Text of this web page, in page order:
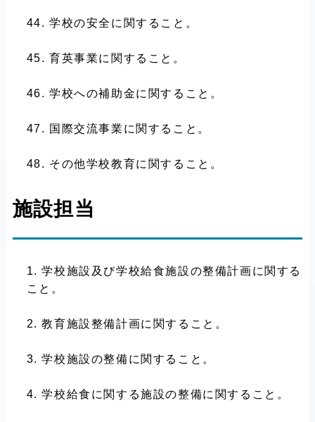
学校の安全に関すること。
育英事業に関すること。
学校への補助金に関すること。
国際交流事業に関すること。
その他学校教育に関すること。
施設担当
学校施設及び学校給食施設の整備計画に関する
こと。
教育施設整備計画に関すること。
学校施設の整備に関すること。
学校給食に関する施設の整備に関すること。